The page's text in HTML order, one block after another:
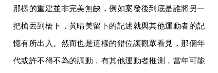
那樣的重建並非完美無缺，例如案發後到底是誰將另一
把槍丟到橋下，黃晴美留下的記述就與其他運動者的記
憶有所出入。然而也是這樣的錯位讓觀眾看見，那個年
代或許不得不為的調動，有其他運動者推測，當年可能